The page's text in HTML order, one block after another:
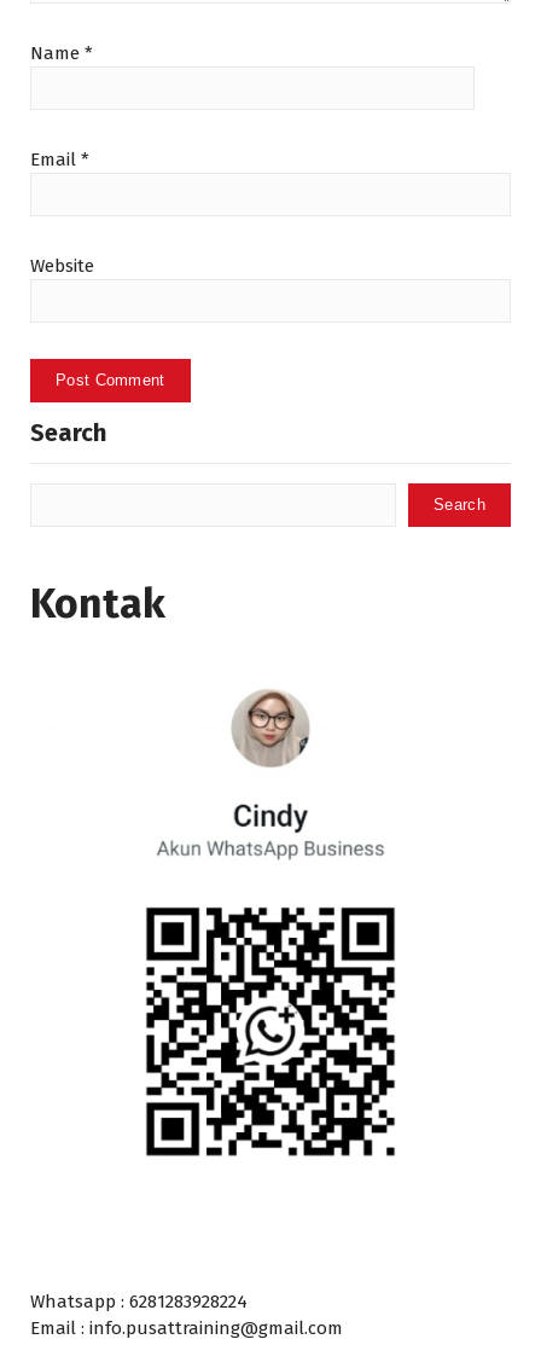
Name *
Email *
Website
Search
Search
Kontak
Whatsapp : 6281283928224
Email : info.pusattraining@gmail.com